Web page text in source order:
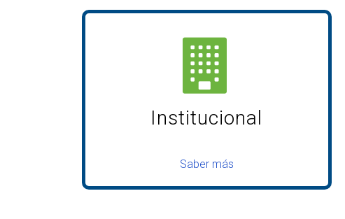
Institucional
Saber más